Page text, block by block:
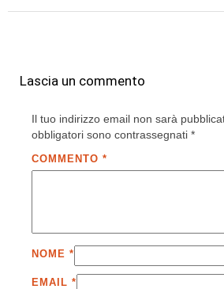
Lascia un commento
Il tuo indirizzo email non sarà
obbligatori sono contrassegnati *
COMMENTO *
NOME *
EMAIL *